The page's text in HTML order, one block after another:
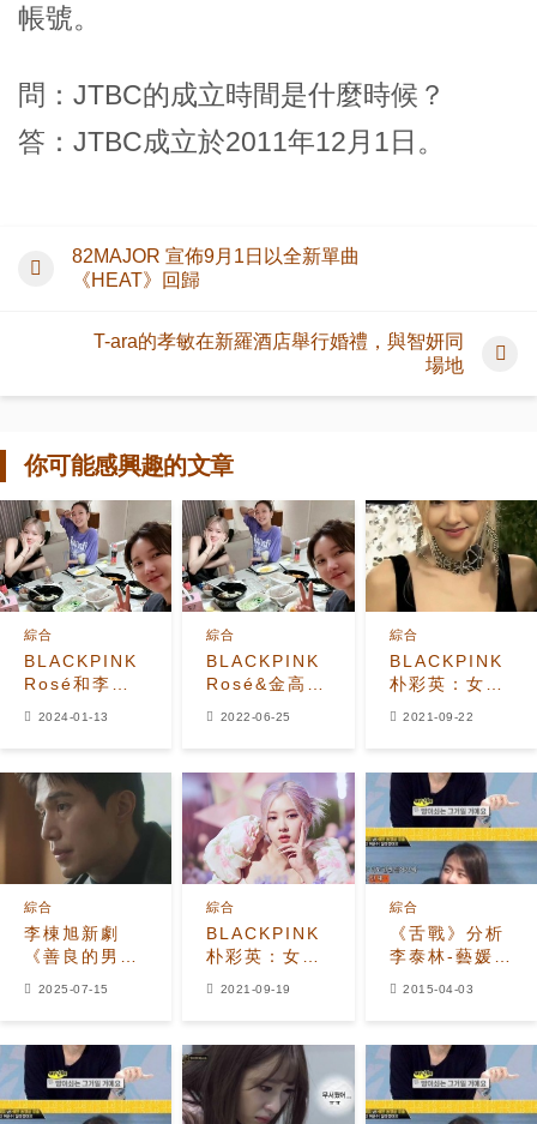
帳號。
問：JTBC的成立時間是什麼時候？
答：JTBC成立於2011年12月1日。
82MAJOR 宣佈9月1日以全新單曲
《HEAT》回歸
T-ara的孝敏在新羅酒店舉行婚禮，與智妍同
場地
你可能感興趣的文章
BLACKPINK
Rosé和李智
她的獎品
綜合
2024-01-13
BLACKPINK
Rosé&金高銀
綜合
2022-06-25
BLACKPINK
朴彩英：女神
綜合
2021-09-22
李棟旭新劇
《善良的男
綜合
2025-07-15
BLACKPINK
朴彩英：女神
綜合
2021-09-19
《舌戰》分析
李泰林-藝媛事
綜合
2015-04-03